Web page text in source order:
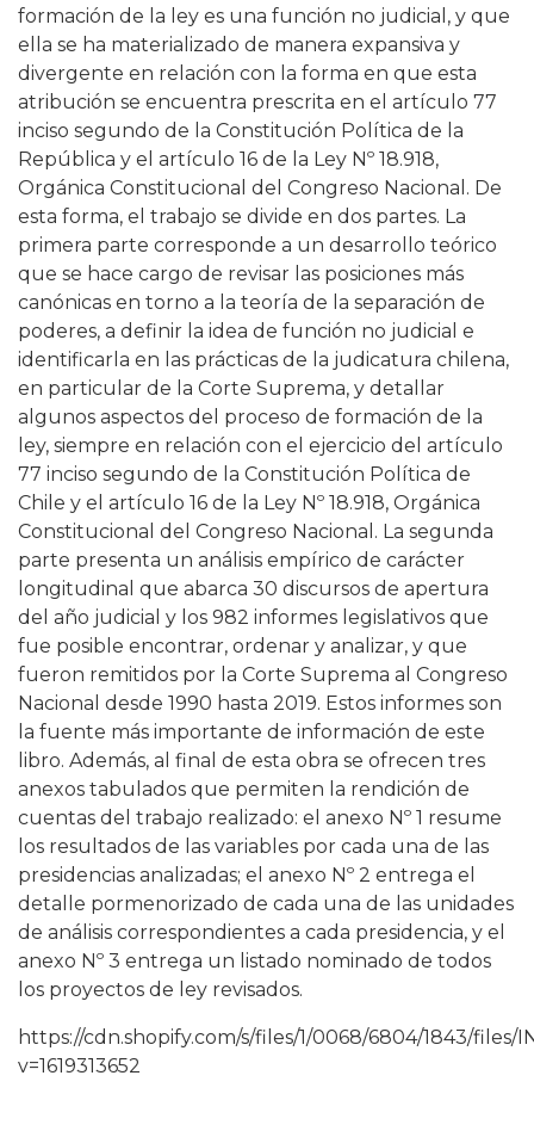
formación de la ley es una función no judicial, y que
ella se ha materializado de manera expansiva y
divergente en relación con la forma en que esta
atribución se encuentra prescrita en el artículo 77
inciso segundo de la Constitución Política de la
República y el artículo 16 de la Ley Nº 18.918,
Orgánica Constitucional del Congreso Nacional. De
esta forma, el trabajo se divide en dos partes. La
primera parte corresponde a un desarrollo teórico
que se hace cargo de revisar las posiciones más
canónicas en torno a la teoría de la separación de
poderes, a definir la idea de función no judicial e
identificarla en las prácticas de la judicatura chilena,
en particular de la Corte Suprema, y detallar
algunos aspectos del proceso de formación de la
ley, siempre en relación con el ejercicio del artículo
77 inciso segundo de la Constitución Política de
Chile y el artículo 16 de la Ley Nº 18.918, Orgánica
Constitucional del Congreso Nacional. La segunda
parte presenta un análisis empírico de carácter
longitudinal que abarca 30 discursos de apertura
del año judicial y los 982 informes legislativos que
fue posible encontrar, ordenar y analizar, y que
fueron remitidos por la Corte Suprema al Congreso
Nacional desde 1990 hasta 2019. Estos informes son
la fuente más importante de información de este
libro. Además, al final de esta obra se ofrecen tres
anexos tabulados que permiten la rendición de
cuentas del trabajo realizado: el anexo Nº 1 resume
los resultados de las variables por cada una de las
presidencias analizadas; el anexo Nº 2 entrega el
detalle pormenorizado de cada una de las unidades
de análisis correspondientes a cada presidencia, y el
anexo Nº 3 entrega un listado nominado de todos
los proyectos de ley revisados.
https://cdn.shopify.com/s/files/1/0068/6804/1843/files/
v=1619313652